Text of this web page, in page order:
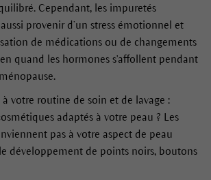
Cependant, les impuretés
provenir d’un stress émotionnel et
de médications ou de changements
quand les hormones s'affollent pendant
à votre routine de soin et de lavage :
adaptés à votre peau ? Les
pas à votre aspect de peau
développement de points noirs, boutons